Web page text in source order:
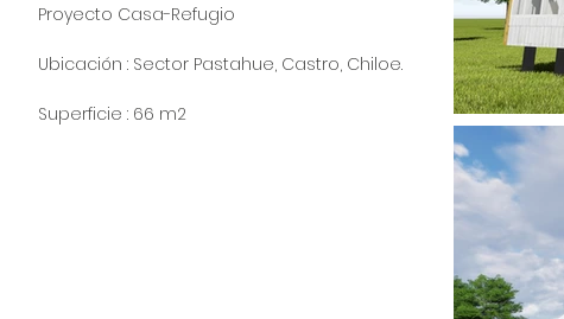
Proyecto Casa-Refugio
Ubicación : Sector Pastahue, Castro, Chiloe.
Superficie : 66 m2